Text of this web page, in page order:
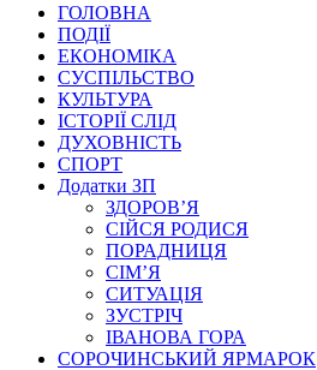
ГОЛОВНА
ПОДІЇ
ЕКОНОМІКА
СУСПІЛЬСТВО
КУЛЬТУРА
ІСТОРІЇ СЛІД
ДУХОВНІСТЬ
СПОРТ
Додатки ЗП
ЗДОРОВ’Я
СІЙСЯ РОДИСЯ
ПОРАДНИЦЯ
СІМ’Я
СИТУАЦІЯ
ЗУСТРІЧ
ІВАНОВА ГОРА
СОРОЧИНСЬКИЙ ЯРМАРОК